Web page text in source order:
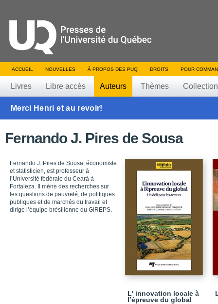
ACCUEIL NOUVELLES À PROPOS DES PUQ DROITS POUR
Livres Libre accès Auteurs Thèmes
Merci Henri et au revoir!
Fernando J. Pires de Sousa
Fernando J. Pires de Sousa, économiste
et statisticien, est professeur à
l’Université fédérale du Ceará à
Fortaleza. Il mène des recherches sur
les questions de pauvreté, de politiques
publiques et de marchés du travail et
dirige l’équipe brésilienne du GIREPS.
L' innovation locale à
l’épreuve du global